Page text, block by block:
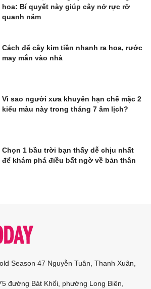
hoa: Bí quyết này giúp cây nở rực rỡ
quanh năm
Cách để cây kim tiền nhanh ra hoa, rước
may mắn vào nhà
Vì sao người xưa khuyên hạn chế mặc 2
kiểu màu này trong tháng 7 âm lịch?
Chọn 1 bầu trời bạn thấy dễ chịu nhất
để khám phá điều bất ngờ về bản thân
Season 47 Nguyễn Tuân, Thanh Xuân,
đường Bát Khối, phường Long Biên,